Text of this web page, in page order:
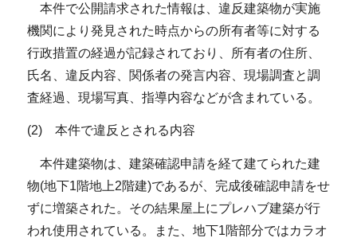
本件で公開請求された情報は、違反建築物が実施
機関により発見された時点からの所有者等に対する
行政措置の経過が記録されており、所有者の住所、
氏名、違反内容、関係者の発言内容、現場調査と調
査経過、現場写真、指導内容などが含まれている。
(2) 本件で違反とされる内容
本件建築物は、建築確認申請を経て建てられた建
物(地下1階地上2階建)であるが、完成後確認申請をせ
ずに増築された。その結果屋上にプレハブ建築が行
われ使用されている。また、地下1階部分ではカラオ